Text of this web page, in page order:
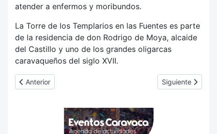
atender a enfermos y moribundos.
La Torre de los Templarios en las Fuentes es parte
de la residencia de don Rodrigo de Moya, alcaide
del Castillo y uno de los grandes oligarcas
caravaqueños del siglo XVII.
Artículo anterior: El Renacimiento
Anterior Artículo
Siguiente